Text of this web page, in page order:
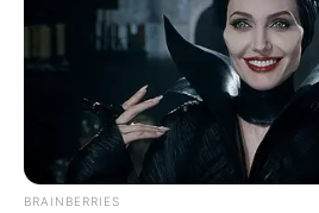
Anti Mainstream, 10 Cara
Membawa Barang Belanjaan
Versi Warga Thailand
BRAINBERRIES